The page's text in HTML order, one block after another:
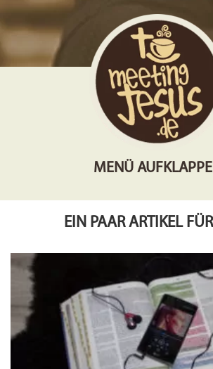
MENÜ
EIN PAAR ARTIKEL